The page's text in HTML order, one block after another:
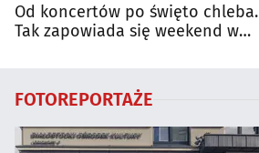
Od koncertów po święto chleba.
Tak zapowiada się weekend w
FOTOREPORTAŻE